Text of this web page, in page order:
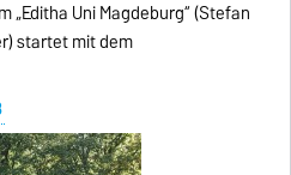
„Editha Uni Magdeburg“ (Stefan
startet mit dem